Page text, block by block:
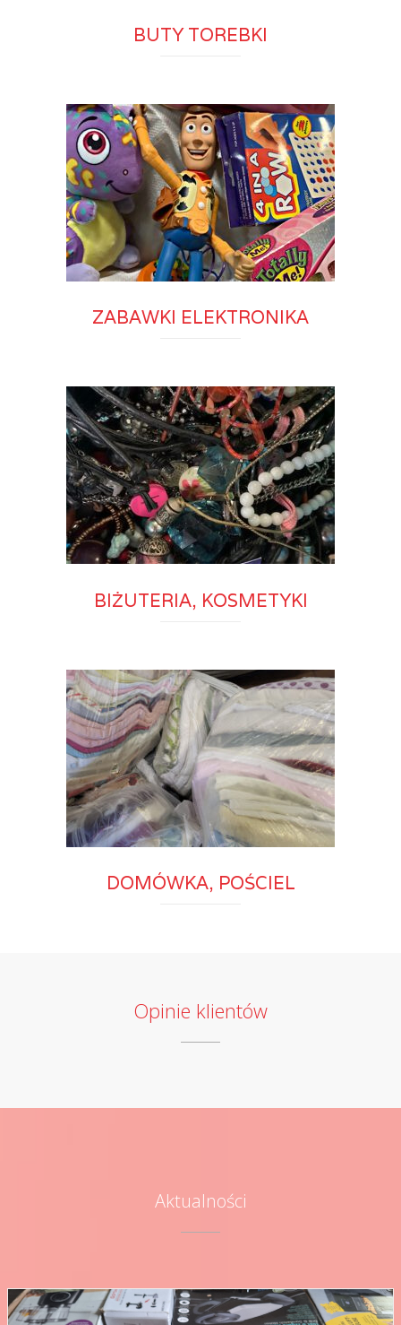
BUTY TOREBKI
ZABAWKI ELEKTRONIKA
BIŻUTERIA, KOSMETYKI
DOMÓWKA, POŚCIEL
Opinie klientów
Aktualności